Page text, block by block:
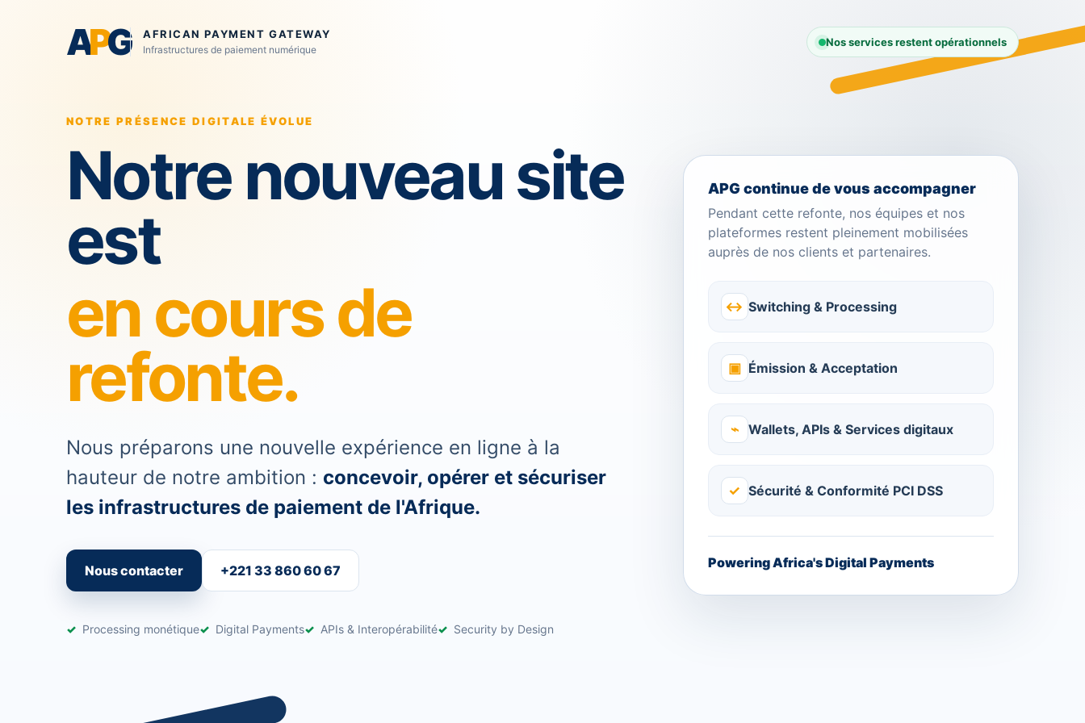
APG AFRICAN PAYMENT GATEWAY
Infrastructures de paiement numérique
Nos services restent opérationnels
NOTRE PRÉSENCE DIGITALE ÉVOLUE
Notre nouveau site
est
en cours de
refonte.
Nous préparons une nouvelle expérience en ligne à la
hauteur de notre ambition : concevoir, opérer et sécuriser
les infrastructures de paiement de l'Afrique.
Nous contacter +221 33 860 60 67
Processing monétique Digital Payments APIs & Interopérabilité Security by Design
APG continue de vous accompagner
Pendant cette refonte, nos équipes et nos
plateformes restent pleinement mobilisées
auprès de nos clients et partenaires.
↔ Switching & Processing
▣ Émission & Acceptation
⌁ Wallets, APIs & Services digitaux
✓ Sécurité & Conformité PCI DSS
Powering Africa's Digital Payments